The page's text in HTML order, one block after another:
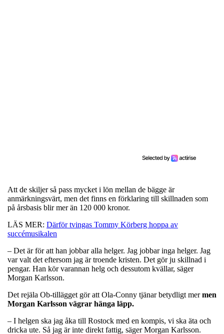
Att de skiljer så pass mycket i lön mellan de bägge är
anmärkningsvärt, men det finns en förklaring till skillnaden som
på årsbasis blir mer än 120 000 kronor.
LÄS MER: Därför tvingas Tommy Körberg hoppa av
succémusikalen
– Det är för att han jobbar alla helger. Jag jobbar inga helger. Jag
var valt det eftersom jag är troende kristen. Det gör ju skillnad i
pengar. Han kör varannan helg och dessutom kvällar, säger
Morgan Karlsson.
Det rejäla Ob-tillägget gör att Ola-Conny tjänar betydligt mermen
Morgan Karlsson vägrar hänga läpp.
– I helgen ska jag åka till Rostock med en kompis, vi ska äta och
dricka ute. Så jag är inte direkt fattig, säger Morgan Karlsson.